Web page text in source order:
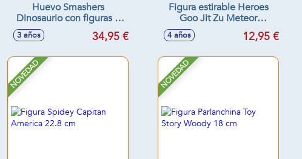
Huevo Smashers
Dinosaurio con figuras y
35 sorpresas, añade agua
para que haga efecto
3 años 34,95 €
Figura estirable Heroes
Goo Jit Zu Meteor
Madness 22x15x8 cm -
Modelos surtidos
4 años 12,95 €
NOVEDAD NOVEDAD